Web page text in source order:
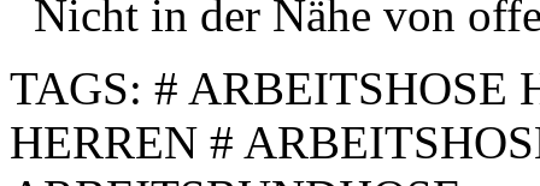
Nicht in der Nähe von
TAGS: # ARBEITSHOSE
HERREN #